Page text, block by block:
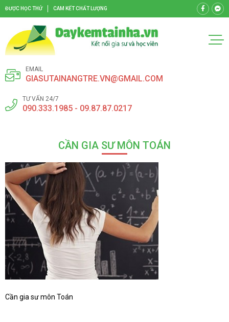
ĐƯỢC HỌC THỬ CAM KẾT CHẤT LƯỢNG
EMAIL
GIASUTAINANGTRE.VN@GMAIL.COM
TƯ VẤN 24/7
090.333.1985 - 09.87.87.0217
CẦN GIA SƯ MÔN TOÁN
Cần gia sư môn Toán